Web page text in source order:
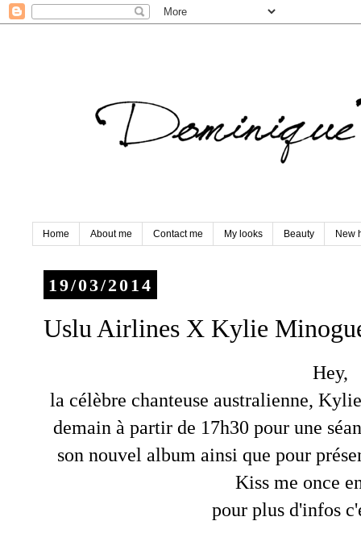
Home About me Contact me My looks Beauty New
19/03/2014
Uslu Airlines X Kylie
Hey,
la célèbre chanteuse australienne,
demain à partir de 17h30 pour une
son nouvel album ainsi que pour
Kiss me once
pour plus d'infos